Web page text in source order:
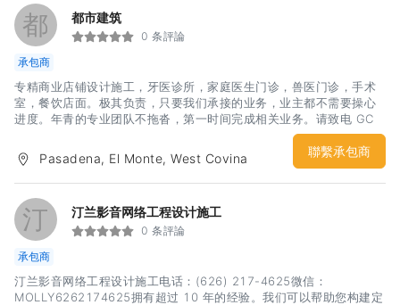
都 都市建筑
0 条評論
承包商
专精商业店铺设计施工，牙医诊所，家庭医生门诊，兽医门诊，手术
室，餐饮店面。极其负责，只要我们承接的业务，业主都不需要操心
进度。年青的专业团队不拖沓，第一时间完成相关业务。请致电 GC
Eric 626-420-9807 设计师 Shawn 626-399-2555
Pasadena, El Monte, West Covina 聯繫承包商
汀 汀兰影音网络工程设计施工
0 条評論
承包商
汀兰影音网络工程设计施工电话：(626) 217-4625微信：
MOLLY6262174625拥有超过 10 年的经验。我们可以帮助您构建定